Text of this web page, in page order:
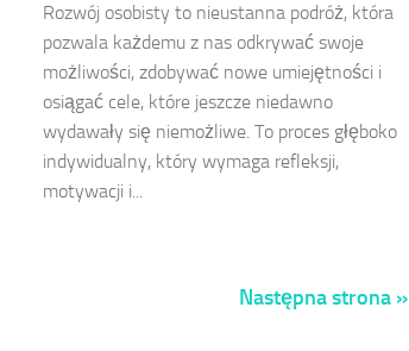
Rozwój osobisty to nieustanna podróż, która
pozwala każdemu z nas odkrywać swoje
możliwości, zdobywać nowe umiejętności i
osiągać cele, które jeszcze niedawno
wydawały się niemożliwe. To proces głęboko
indywidualny, który wymaga refleksji,
motywacji i...
Następna strona »